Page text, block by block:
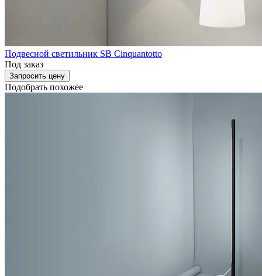
Подвесной светильник SB Cinquantotto
Под заказ
Запросить цену
Подобрать похожее